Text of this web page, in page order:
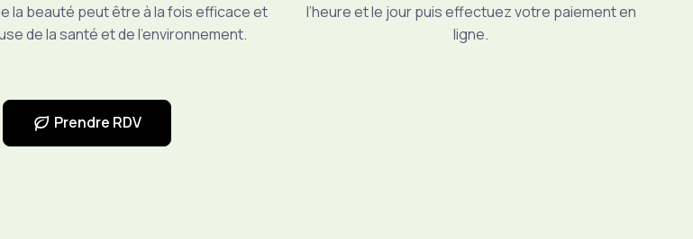
la beauté peut être à la fois efficace et
de la santé et de l’environnement.
l’heure et le jour puis effectuez votre paiement en
ligne.
Prendre RDV